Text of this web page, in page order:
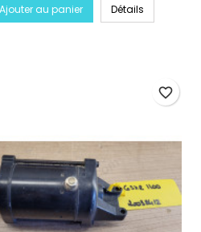
Ajouter au panier Détails
favorite_border